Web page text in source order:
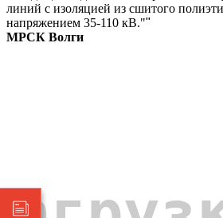
линий с изоляцией из сшитого
напряжением 35-110 кВ.""
МРСК Волги